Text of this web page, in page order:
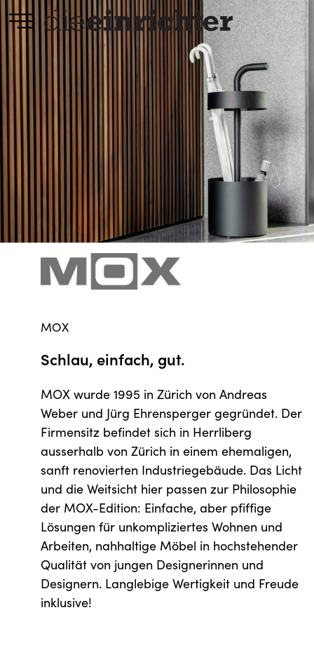
MOX
Schlau, einfach, gut.
MOX wurde 1995 in Zürich von Andreas
Weber und Jürg Ehrensperger gegründet. Der
Firmensitz befindet sich in Herrliberg
ausserhalb von Zürich in einem ehemaligen,
sanft renovierten Industriegebäude. Das Licht
und die Weitsicht hier passen zur Philosophie
der MOX-Edition: Einfache, aber pfiffige
Lösungen für unkompliziertes Wohnen und
Arbeiten, nahhaltige Möbel in hochstehender
Qualität von jungen Designerinnen und
Designern. Langlebige Wertigkeit und Freude
inklusive!